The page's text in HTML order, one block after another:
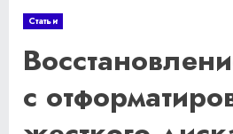
Статьи
с